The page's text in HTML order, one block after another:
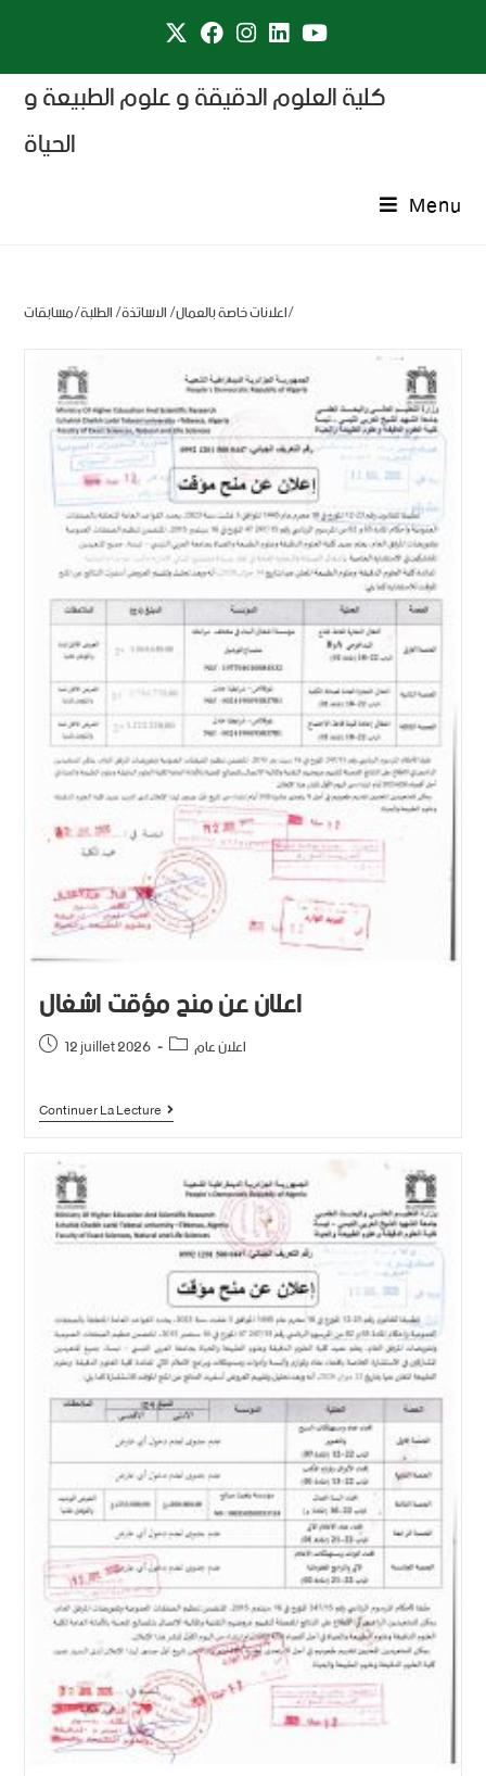
كلية العلوم الدقيقة و علوم الطبيعة و
الحياة
Menu
اعلانات خاصة بالعمال/ الاساتذة/ الطلبة/مسابقات/
اعلان عن منح مؤقت اشغال
12 juillet 2026 اعلان عام
Continuer La Lecture